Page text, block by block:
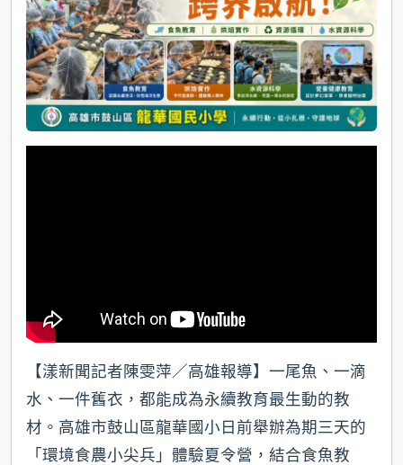
【漾新聞記者陳雯萍／高雄報導】一尾魚、一滴
水、一件舊衣，都能成為永續教育最生動的教
材。高雄市鼓山區龍華國小日前舉辦為期三天的
「環境食農小尖兵」體驗夏令營，結合食魚教